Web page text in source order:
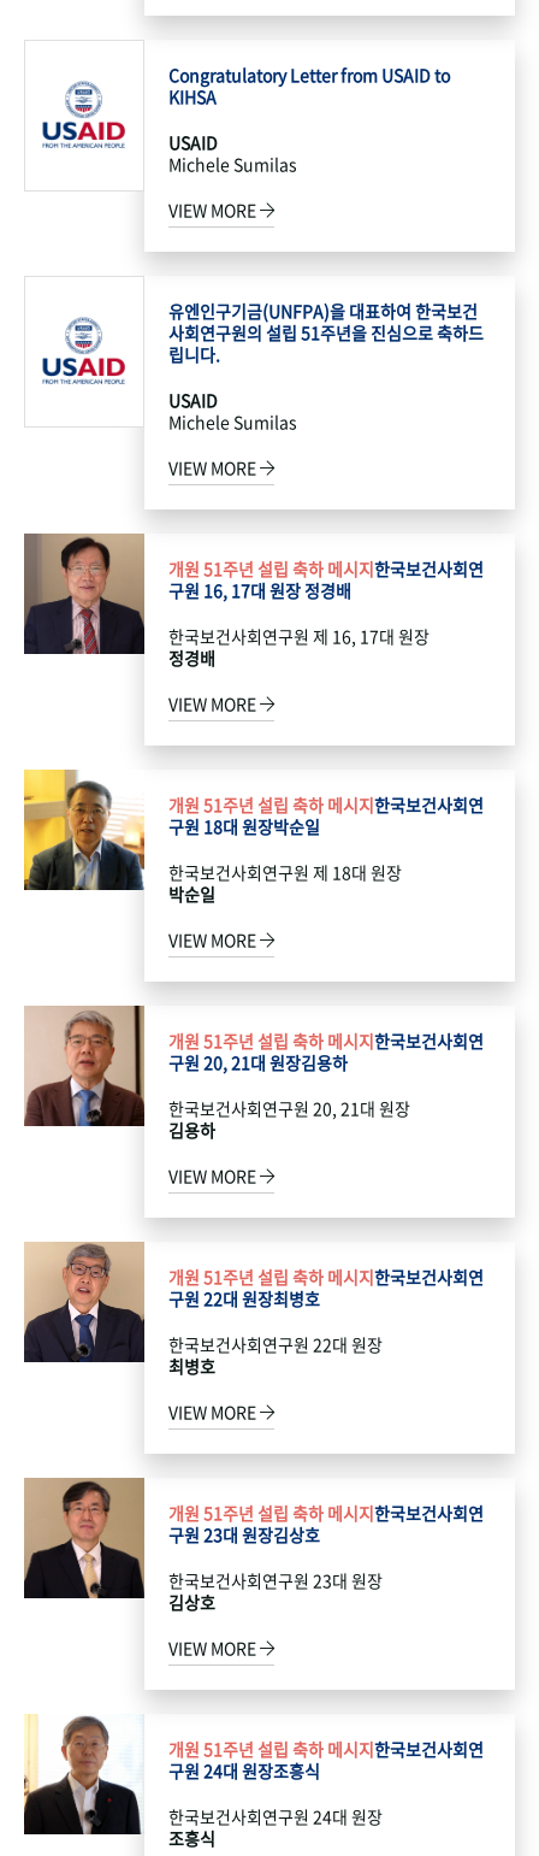
Congratulatory Letter from USAID to
KIHSA
USAID
Michele Sumilas
VIEW MORE
유엔인구기금(UNFPA)을 대표하여 한국보건
사회연구원의 설립 51주년을 진심으로 축하드
립니다.
USAID
Michele Sumilas
VIEW MORE
개원 51주년 설립 축하 메시지한국보건사회연
구원 16, 17대 원장 정경배
한국보건사회연구원 제 16, 17대 원장
정경배
VIEW MORE
개원 51주년 설립 축하 메시지한국보건사회연
구원 18대 원장박순일
한국보건사회연구원 제 18대 원장
박순일
VIEW MORE
개원 51주년 설립 축하 메시지한국보건사회연
구원 20, 21대 원장김용하
한국보건사회연구원 20, 21대 원장
김용하
VIEW MORE
개원 51주년 설립 축하 메시지한국보건사회연
구원 22대 원장최병호
한국보건사회연구원 22대 원장
최병호
VIEW MORE
개원 51주년 설립 축하 메시지한국보건사회연
구원 23대 원장김상호
한국보건사회연구원 23대 원장
김상호
VIEW MORE
개원 51주년 설립 축하 메시지한국보건사회연
구원 24대 원장조흥식
한국보건사회연구원 24대 원장
조흥식